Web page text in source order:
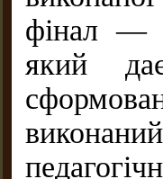
фінал —
який